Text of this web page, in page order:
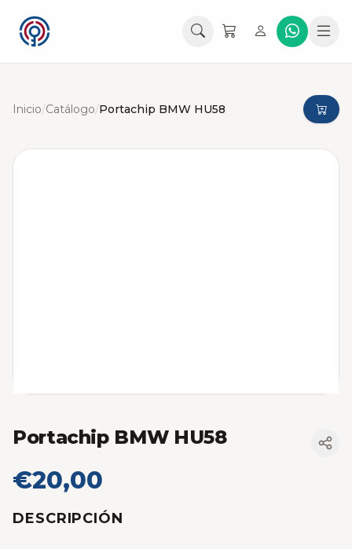
Inicio/Catálogo/Portachip BMW HU58
Portachip BMW HU58
€20,00
DESCRIPCIÓN